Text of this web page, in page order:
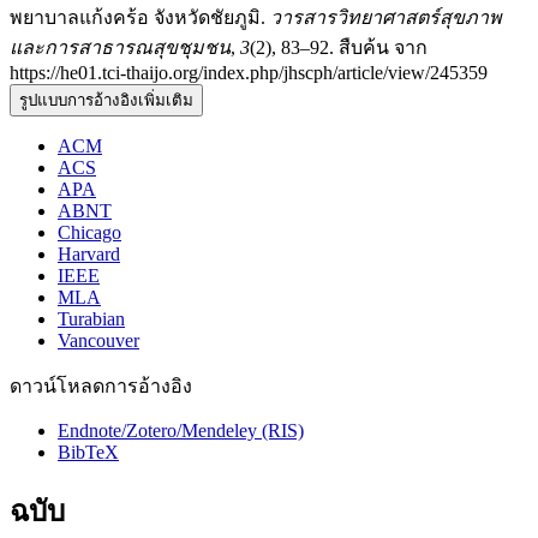
พยาบาลแก้งคร้อ จังหวัดชัยภูมิ. วารสารวิทยาศาสตร์สุขภาพ
และการสาธารณสุขชุมชน, 3(2), 83–92. สืบค้น จาก
https://he01.tci-thaijo.org/index.php/jhscph/article/view/245359
รูปแบบการอ้างอิงเพิ่มเติม
ACM
ACS
APA
ABNT
Chicago
Harvard
IEEE
MLA
Turabian
Vancouver
ดาวน์โหลดการอ้างอิง
Endnote/Zotero/Mendeley (RIS)
BibTeX
ฉบับ